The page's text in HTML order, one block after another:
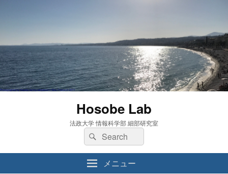
Hosobe Lab
法政大学 情報科学部 細部研究室
検
索:
検
索
メニュー